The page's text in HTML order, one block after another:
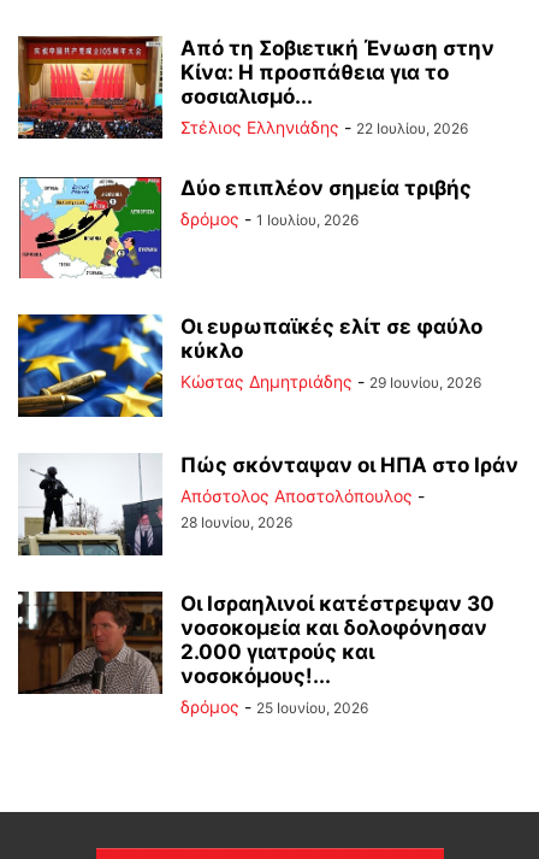
Από τη Σοβιετική Ένωση στην
Κίνα: Η προσπάθεια για το
σοσιαλισμό...
Στέλιος Ελληνιάδης - 22 Ιουλίου, 2026
Δύο επιπλέον σημεία τριβής
δρόμος - 1 Ιουλίου, 2026
Οι ευρωπαϊκές ελίτ σε φαύλο
κύκλο
Kώστας Δημητριάδης - 29 Ιουνίου, 2026
Πώς σκόνταψαν οι ΗΠΑ στο Ιράν
Απόστολος Αποστολόπουλος -
28 Ιουνίου, 2026
Οι Ισραηλινοί κατέστρεψαν 30
νοσοκομεία και δολοφόνησαν
2.000 γιατρούς και
νοσοκόμους!...
δρόμος - 25 Ιουνίου, 2026